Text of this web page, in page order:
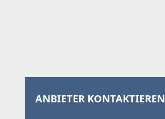
ANBIETER KONTAKTIEREN